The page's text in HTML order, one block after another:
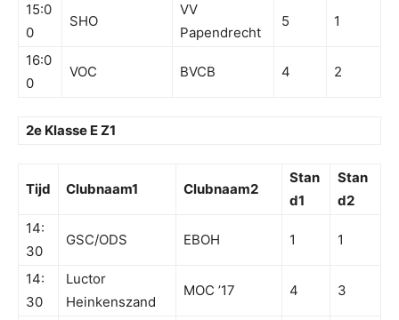
15:0
0
SHO
VV
Papendrecht
5 1
16:0
0
VOC BVCB 4 2
2e Klasse E Z1
Tijd Clubnaam1 Clubnaam2
Stan
d1
Stan
d2
14:
30
GSC/ODS EBOH 1 1
14:
30
Luctor
Heinkenszand
MOC ’17 4 3